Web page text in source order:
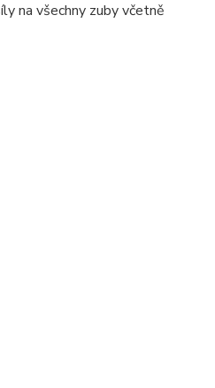
na všechny zuby včetně